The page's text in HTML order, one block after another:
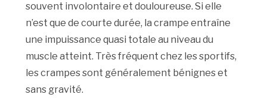
souvent involontaire et douloureuse. Si elle
n’est que de courte durée, la crampe entraîne
une impuissance quasi totale au niveau du
muscle atteint. Très fréquent chez les sportifs,
les crampes sont généralement bénignes et
sans gravité.